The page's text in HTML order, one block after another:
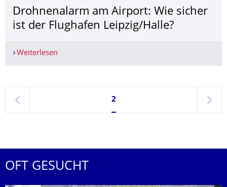
Drohnenalarm am Airport: Wie sicher
ist der Flughafen Leipzig/Halle?
Weiterlesen
zurück
Seite 2, aktuell ausgewählt
2
weiter
OFT GESUCHT